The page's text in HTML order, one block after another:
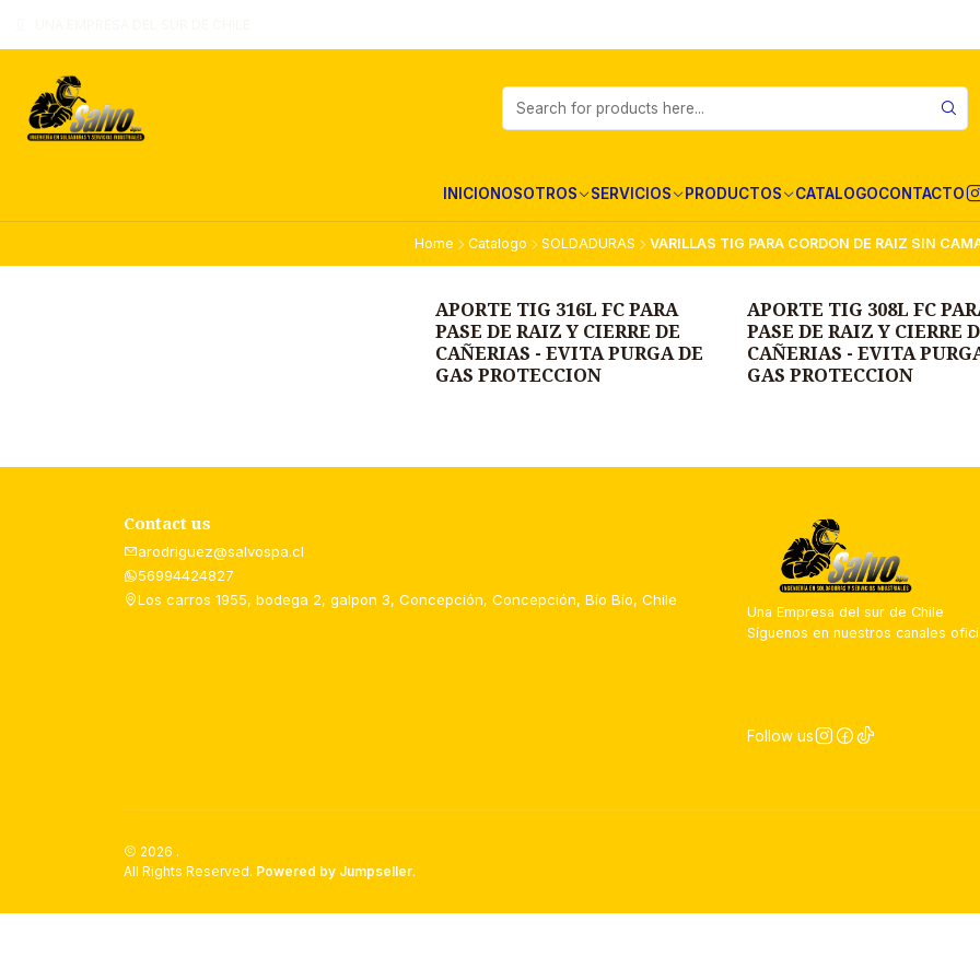
INICIONOSOTROS SERVICIOS PRODUCTOS CATALOGOCONTACTO
Home Catalogo SOLDADURAS VARILLAS TIG PARA CORDON DE RAIZ SIN
APORTE TIG 316L FC PARA
PASE DE RAIZ Y CIERRE DE
CAÑERIAS - EVITA PURGA DE
GAS PROTECCION
APORTE TIG 308L FC
PASE DE RAIZ Y CIERRE
CAÑERIAS - EVITA
GAS PROTECCION
Contact us
arodriguez@salvospa.cl
56994424827
Los carros 1955, bodega 2, galpon 3, Concepción, Concepción, Bío Bío, Chile
Una Empresa del sur de Chile
Síguenos en nuestros canales
Follow us
2026 .
All Rights Reserved. Powered by Jumpseller.